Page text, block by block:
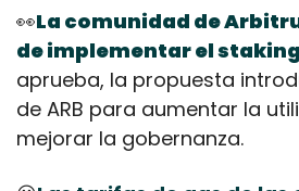
👀La comunidad de
de implementar el staking
aprueba, la propuesta
de ARB para aumentar la
mejorar la gobernanza.